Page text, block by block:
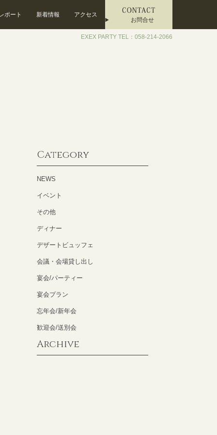
ポート 新着情報 アクセス
お問合せ
EXEX PARTY TEL：058-214-2066
Category
NEWS
イベント
その他
ディナー
デザートビュッフェ
会議・会場貸し出し
宴会/パーティー
宴会プラン
忘年会/新年会
歓迎会/送別会
Archive